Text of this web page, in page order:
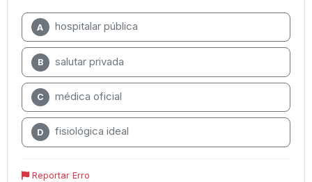
A hospitalar pública
B salutar privada
C médica oficial
D fisiológica ideal
Reportar Erro